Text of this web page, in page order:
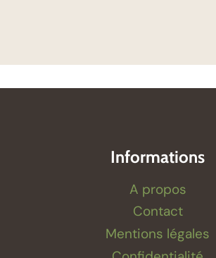
Informations
A propos
Contact
Mentions légales